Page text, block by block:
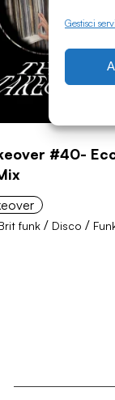
Gestisci
#40-
funk/ Disco /